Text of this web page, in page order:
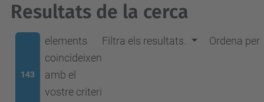
Resultats de la cerca
143
elements
coincideixen
amb el
vostre criteri
Filtra els resultats. Ordena per